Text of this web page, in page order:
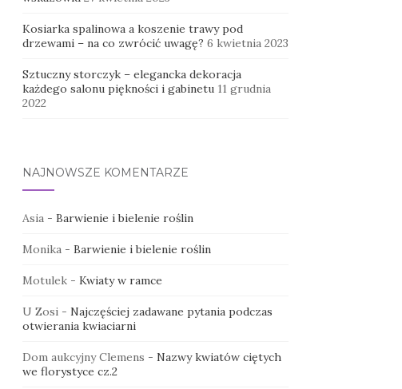
Kosiarka spalinowa a koszenie trawy pod
drzewami – na co zwrócić uwagę? 6 kwietnia 2023
Sztuczny storczyk – elegancka dekoracja
każdego salonu piękności i gabinetu 11 grudnia
2022
NAJNOWSZE KOMENTARZE
Asia- Barwienie i bielenie roślin
Monika- Barwienie i bielenie roślin
Motulek- Kwiaty w ramce
U Zosi- Najczęściej zadawane pytania podczas
otwierania kwiaciarni
Dom aukcyjny Clemens - Nazwy kwiatów ciętych
we florystyce cz.2